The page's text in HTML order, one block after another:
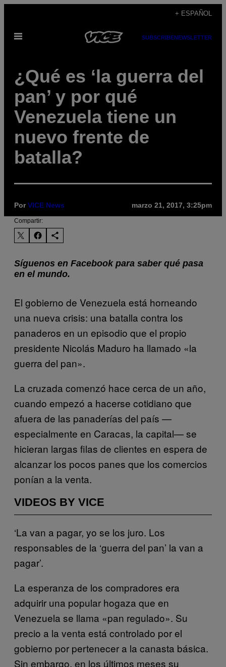
contenido
+ ESPAÑOL
Abrir
SUBSCRIBENEWSLETTER
¿Qué es ‘la guerra del
pan’ y por qué
Venezuela tiene un
nuevo frente de
batalla?
PorVICE News marzo 21, 2017, 3:25pm
Compartir:
Síguenos en Facebook para saber qué pasa
en el mundo.
El gobierno de Venezuela está horneando
una nueva crisis: una batalla contra los
panaderos en un episodio que el propio
presidente Nicolás Maduro ha llamado «la
guerra del pan».
La cruzada comenzó hace cerca de un año,
cuando empezó a hacerse cotidiano que
afuera de las panaderías del país —
especialmente en Caracas, la capital— se
hicieran largas filas de clientes en espera de
alcanzar los pocos panes que los comercios
ponían a la venta.
VIDEOS BY VICE
‘La van a pagar, yo se los juro. Los
responsables de la ‘guerra del pan’ la van a
pagar’.
La esperanza de los compradores era
adquirir una popular hogaza que en
Venezuela se llama «pan regulado». Su
precio a la venta está controlado por el
gobierno por pertenecer a la canasta básica.
Sin embargo, en los últimos meses su